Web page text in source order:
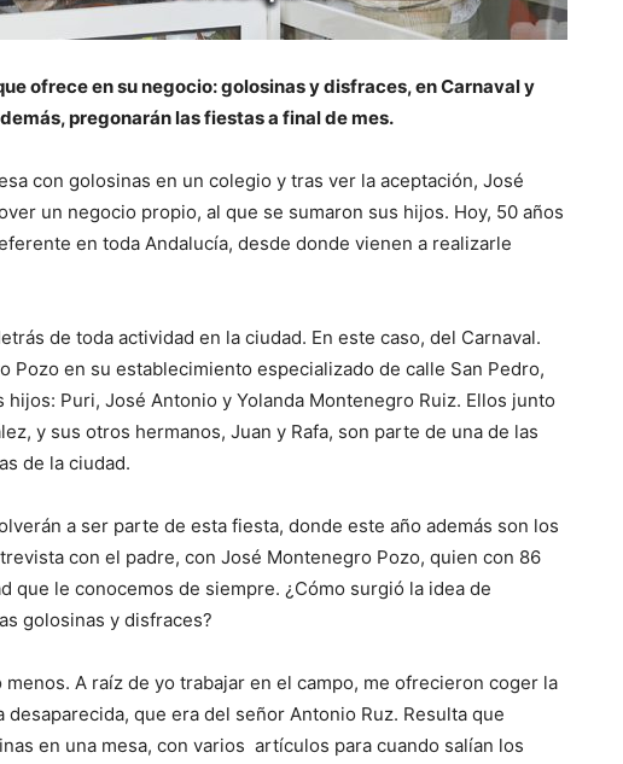
ofrece en su negocio: golosinas y disfraces, en Carnaval y
pregonarán las fiestas a final de mes.
con golosinas en un colegio y tras ver la aceptación, José
un negocio propio, al que se sumaron sus hijos. Hoy, 50 años
en toda Andalucía, desde donde vienen a realizarle
de toda actividad en la ciudad. En este caso, del Carnaval.
Pozo en su establecimiento especializado de calle San Pedro,
Puri, José Antonio y Yolanda Montenegro Ruiz. Ellos junto
y sus otros hermanos, Juan y Rafa, son parte de una de las
de la ciudad.
a ser parte de esta fiesta, donde este año además son los
con el padre, con José Montenegro Pozo, quien con 86
que le conocemos de siempre. ¿Cómo surgió la idea de
golosinas y disfraces?
menos. A raíz de yo trabajar en el campo, me ofrecieron coger la
desaparecida, que era del señor Antonio Ruz. Resulta que
en una mesa, con varios artículos para cuando salían los